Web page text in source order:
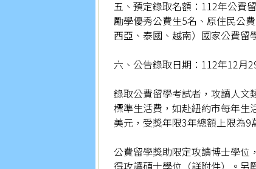
五、預定錄取名額：112年公費
勵學優秀公費生5名、原住民公
西亞、泰國、越南）國家公費留
六、公告錄取日期：112年12月
錄取公費留學考試者，攻讀人文
標準生活費，如赴紐約市每年生
美元，受獎年限3年總額上限為9
公費留學獎助限定攻讀博士學位
得攻讀碩士學位（詳附件）。另